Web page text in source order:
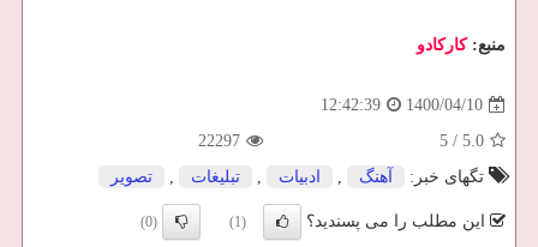
منبع:كاركادو
1400/04/10
12:42:39
5.0
/
5
22297
تگهای خبر:
آهنگ , ادبیات , تبلیغات , تصویر
این مطلب را می پسندید؟ (1)
(0)